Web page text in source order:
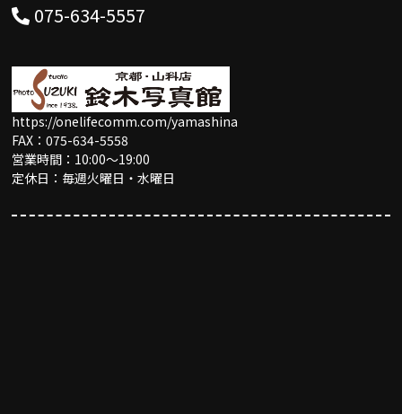
075-634-5557
https://onelifecomm.com/yamashina
FAX：075-634-5558
営業時間：10:00〜19:00
定休日：毎週火曜日・水曜日